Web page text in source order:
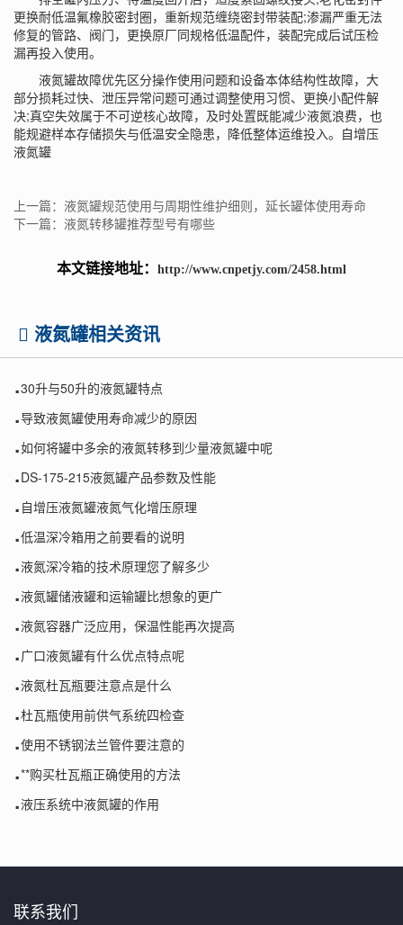
更换耐低温氟橡胶密封圈，重新规范缠绕密封带装配;渗漏严重无法
修复的管路、阀门，更换原厂同规格低温配件，装配完成后试压检
漏再投入使用。
液氮罐故障优先区分操作使用问题和设备本体结构性故障，大
部分损耗过快、泄压异常问题可通过调整使用习惯、更换小配件解
决;真空失效属于不可逆核心故障，及时处置既能减少液氮浪费，也
能规避样本存储损失与低温安全隐患，降低整体运维投入。 自增压
液氮罐
上一篇：液氮罐规范使用与周期性维护细则，延长罐体使用寿命
下一篇：液氮转移罐推荐型号有哪些
本文链接地址： http://www.cnpetjy.com/2458.html
液氮罐相关资讯
.30升与50升的液氮罐特点
.导致液氮罐使用寿命减少的原因
.如何将罐中多余的液氮转移到少量液氮罐中呢
.DS-175-215液氮罐产品参数及性能
. 自增压液氮罐液氮气化增压原理
.低温深冷箱用之前要看的说明
.液氮深冷箱的技术原理您了解多少
.液氮罐储液罐和运输罐比想象的更广
.液氮容器广泛应用，保温性能再次提高
.广口液氮罐有什么优点特点呢
.液氮杜瓦瓶要注意点是什么
.杜瓦瓶使用前供气系统四检查
.使用不锈钢法兰管件要注意的
.**购买杜瓦瓶正确使用的方法
.液压系统中液氮罐的作用
联系我们